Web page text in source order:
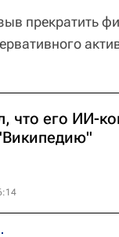
прекратить
что его ИИ-